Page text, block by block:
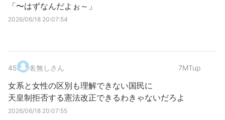
「〜はずなんだよぉ～」
2026/06/18 20:07:54
45. 名無しさん 7MTup
女系と女性の区別も理解できない国民に
天皇制拒否する憲法改正できるわきゃないだろよ
2026/06/18 20:07:55